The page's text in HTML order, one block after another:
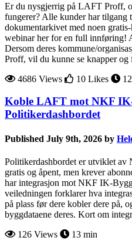
Er du nysgjerrig på LAFT Proff,
fungerer? Alle kunder har tilgang
dokumentarkivet med noen
webinar her for en full innføring!
Dersom deres kommune/
Proff, vil du kunne se knapper
4686 Views
10 Likes
Koble LAFT mot NKF
Politikerdashbordet
Published July 9th, 2026 by
Politikerdashbordet er utviklet av
gratis og åpent, men krever
har integrasjon mot NKF IK-
veiledningen forklarer hva
på plass før dere kobler dere på,
byggdataene deres. Kort om
126 Views
13 min